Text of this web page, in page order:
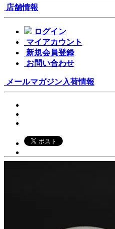
店舗情報
ログイン
マイアカウント
新規会員登録
お問い合わせ
メールマガジン入荷情報